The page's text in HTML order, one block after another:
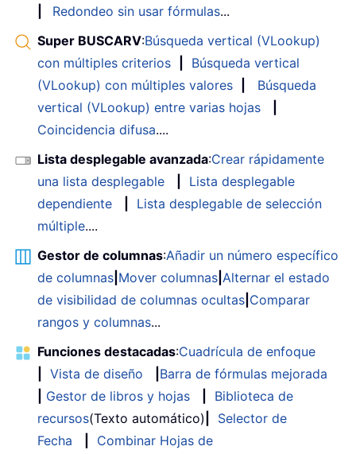
Redondeo sin usar fórmulas...
Super BUSCARV:Búsqueda vertical (VLookup)
con múltiples criterios
Búsqueda vertical
(VLookup) con múltiples valores
Búsqueda
vertical (VLookup) entre varias hojas
Coincidencia difusa....
Lista desplegable avanzada:Crear rápidamente
una lista desplegable
Lista desplegable
dependiente
Lista desplegable de selección
múltiple....
Gestor de columnas:Añadir un número específico
de columnas Mover columnas Alternar el estado
de visibilidad de columnas ocultas Comparar
rangos y columnas...
Funciones destacadas:Cuadrícula de enfoque
Vista de diseño
Barra de fórmulas mejorada
Gestor de libros y hojas
Biblioteca de
recursos(Texto automático)
Selector de
Fecha
Combinar Hojas de